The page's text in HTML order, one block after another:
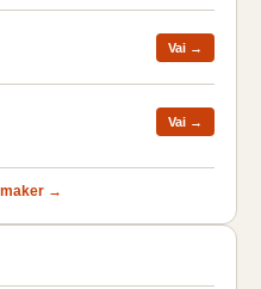
Vai →
Vai →
→